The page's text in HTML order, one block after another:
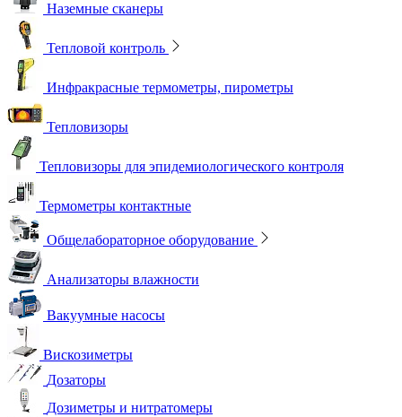
Наземные сканеры
Тепловой контроль
Инфракрасные термометры, пирометры
Тепловизоры
Тепловизоры для эпидемиологического контроля
Термометры контактные
Общелабораторное оборудование
Анализаторы влажности
Вакуумные насосы
Вискозиметры
Дозаторы
Дозиметры и нитратомеры